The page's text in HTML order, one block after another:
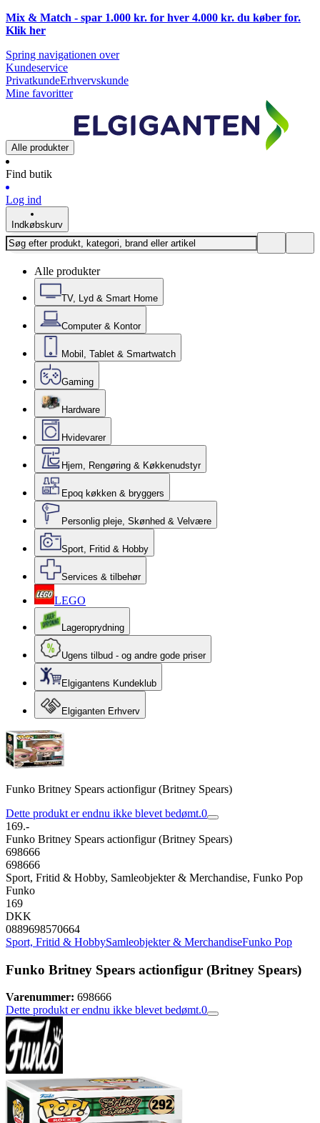
Mix & Match - spar 1.000 kr. for hver 4.000 kr. du køber for.
Klik her
Spring navigationen over
Kundeservice
PrivatkundeErhvervskunde
Mine favoritter
Alle produkter
Find butik
Log ind
Indkøbskurv
Alle produkter
TV, Lyd & Smart Home
Computer & Kontor
Mobil, Tablet & Smartwatch
Gaming
Hardware
Hvidevarer
Hjem, Rengøring & Køkkenudstyr
Epoq køkken & bryggers
Personlig pleje, Skønhed & Velvære
Sport, Fritid & Hobby
Services & tilbehør
LEGO
Lageroprydning
Ugens tilbud - og andre gode priser
Elgigantens Kundeklub
Elgiganten Erhverv
Funko Britney Spears actionfigur (Britney Spears)
Dette produkt er endnu ikke blevet bedømt.0
169.-
Funko Britney Spears actionfigur (Britney Spears)
698666
698666
Sport, Fritid & Hobby, Samleobjekter & Merchandise, Funko Pop
Funko
169
DKK
0889698570664
Sport, Fritid & HobbySamleobjekter & MerchandiseFunko Pop
Funko Britney Spears actionfigur (Britney Spears)
Varenummer: 698666
Dette produkt er endnu ikke blevet bedømt.0